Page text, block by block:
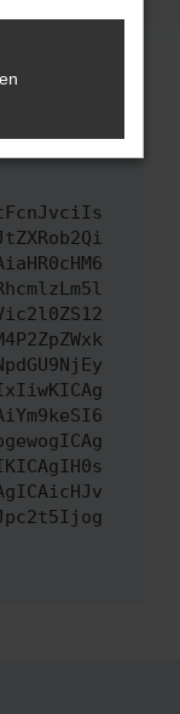
versucht
der